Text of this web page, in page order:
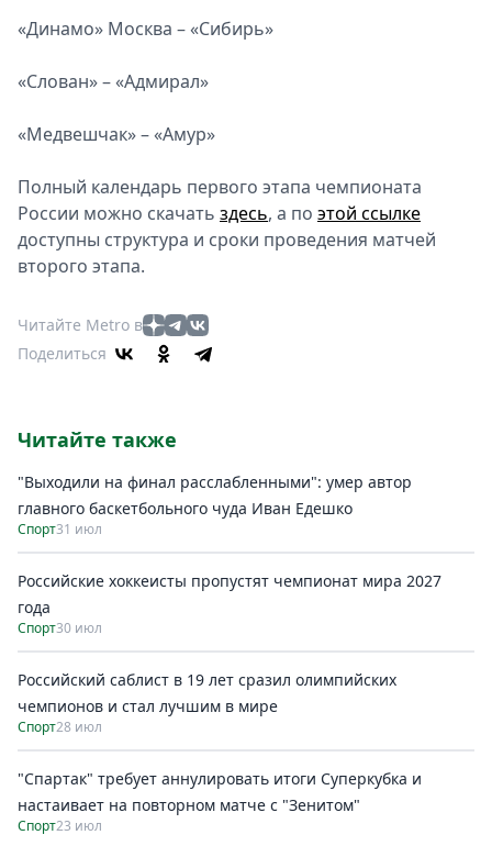
«Динамо» Москва – «Сибирь»
«Слован» – «Адмирал»
«Медвешчак» – «Амур»
Полный календарь первого этапа чемпионата
России можно скачать здесь, а по этой ссылке
доступны структура и сроки проведения матчей
второго этапа.
Читайте Metro в
Поделиться
Читайте также
"Выходили на финал расслабленными": умер автор
главного баскетбольного чуда Иван Едешко
Спорт31 июл
Российские хоккеисты пропустят чемпионат мира 2027
года
Спорт30 июл
Российский саблист в 19 лет сразил олимпийских
чемпионов и стал лучшим в мире
Спорт28 июл
"Спартак" требует аннулировать итоги Суперкубка и
настаивает на повторном матче с "Зенитом"
Спорт23 июл